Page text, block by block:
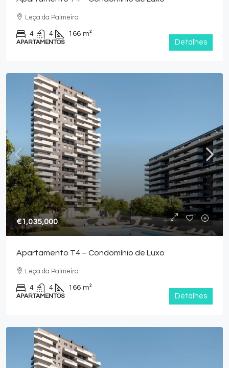
Leça da Palmeira
4 4 166 m²
APARTAMENTOS Detalhes
€1,035,000
Apartamento T4 – Condomínio de Luxo
Leça da Palmeira
4 4 166 m²
APARTAMENTOS Detalhes